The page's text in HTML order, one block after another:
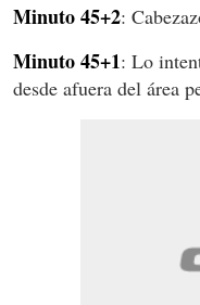
Minuto 45+2:
Minuto 45+1: Lo
desde afuera del área